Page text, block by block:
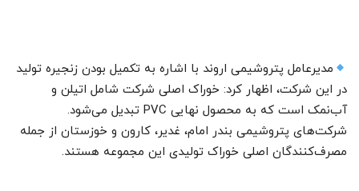
مدیرعامل پتروشیمی اروند با اشاره به تکمیل بودن زنجیره تولید
در این شرکت، اظهار کرد: خوراک اصلی شرکت شامل اتیلن و
آب‌نمک است که به محصول نهایی PVC تبدیل می‌شود.
شرکت‌های پتروشیمی بندر امام، غدیر، کارون و خوزستان از جمله
مصرف‌کنندگان اصلی خوراک تولیدی این مجموعه هستند.